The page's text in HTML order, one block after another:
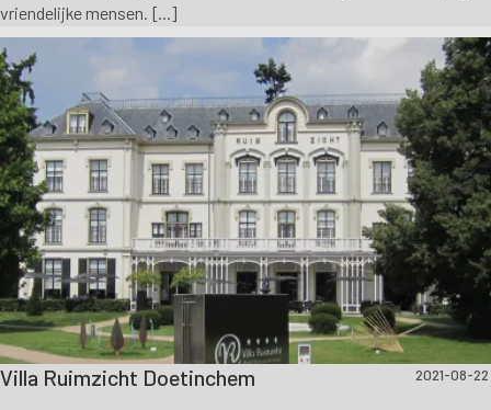
vriendelijke mensen. [...]
Villa Ruimzicht Doetinchem 2021-08-22